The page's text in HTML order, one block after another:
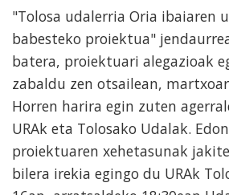
"Tolosa udalerria Oria ibaiaren
babesteko proiektua"
batera, proiektuari alegazioak
zabaldu zen otsailean,
Horren harira egin zuten
URAk eta Tolosako Udalak.
proiektuaren xehetasunak
bilera irekia egingo du URAk